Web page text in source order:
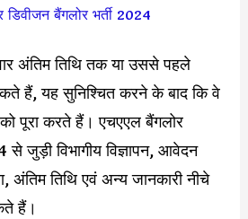
डिवीजन बैंगलोर भर्ती 2024
अंतिम तिथि तक या उससे पहले
हैं, यह सुनिश्चित करने के बाद कि वे
को पूरा करते हैं। एचएएल बैंगलोर
से जुड़ी विभागीय विज्ञापन, आवेदन
अंतिम तिथि एवं अन्य जानकारी नीचे
हैं।